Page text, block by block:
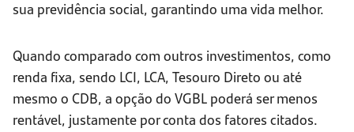
sua previdência social, garantindo uma vida melhor.
Quando comparado com outros investimentos, como
renda fixa, sendo LCI, LCA, Tesouro Direto ou até
mesmo o CDB, a opção do VGBL poderá ser menos
rentável, justamente por conta dos fatores citados.